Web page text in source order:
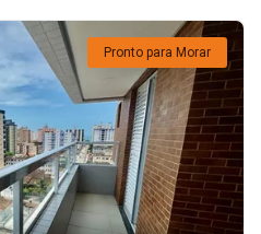
Pronto para Morar